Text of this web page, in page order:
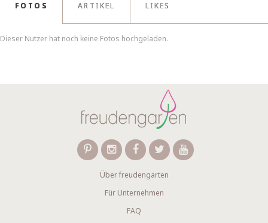
FOTOS ARTIKEL LIKES
Dieser Nutzer hat noch keine Fotos hochgeladen.
Über freudengarten
Für Unternehmen
FAQ